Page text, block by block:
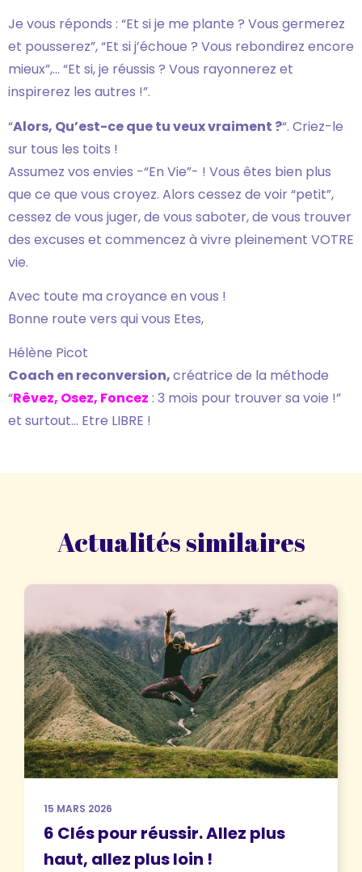
Je vous réponds : “Et si je me plante ? Vous germerez
et pousserez”, “Et si j’échoue ? Vous rebondirez encore
mieux”,… “Et si, je réussis ? Vous rayonnerez et
inspirerez les autres !”.
“Alors, Qu’est-ce que tu veux vraiment ?“. Criez-le
sur tous les toits !
Assumez vos envies -“En Vie”- ! Vous êtes bien plus
que ce que vous croyez. Alors cessez de voir “petit”,
cessez de vous juger, de vous saboter, de vous trouver
des excuses et commencez à vivre pleinement VOTRE
vie.
Avec toute ma croyance en vous !
Bonne route vers qui vous Etes,
Hélène Picot
Coach en reconversion,créatrice de la méthode
“Rêvez, Osez, Foncez : 3 mois pour trouver sa voie !”
et surtout… Etre LIBRE !
Actualités similaires
15 MARS 2026
6 Clés pour réussir. Allez plus
haut, allez plus loin !